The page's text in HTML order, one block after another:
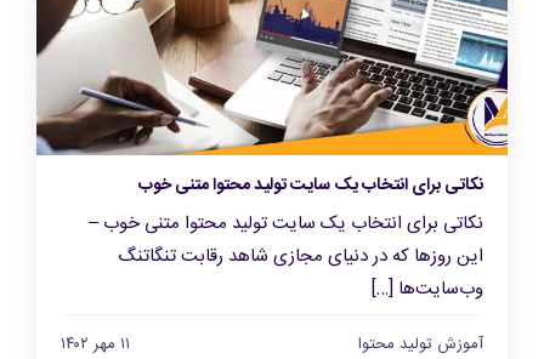
نکاتی برای انتخاب یک سایت تولید محتوا متنی خوب
نکاتی برای انتخاب یک سایت تولید محتوا متنی خوب –
این روزها که در دنیای مجازی شاهد رقابت تنگاتنگ
وب‌سایت‌ها […]
آموزش تولید محتوا ۱۱ مهر ۱۴۰۲